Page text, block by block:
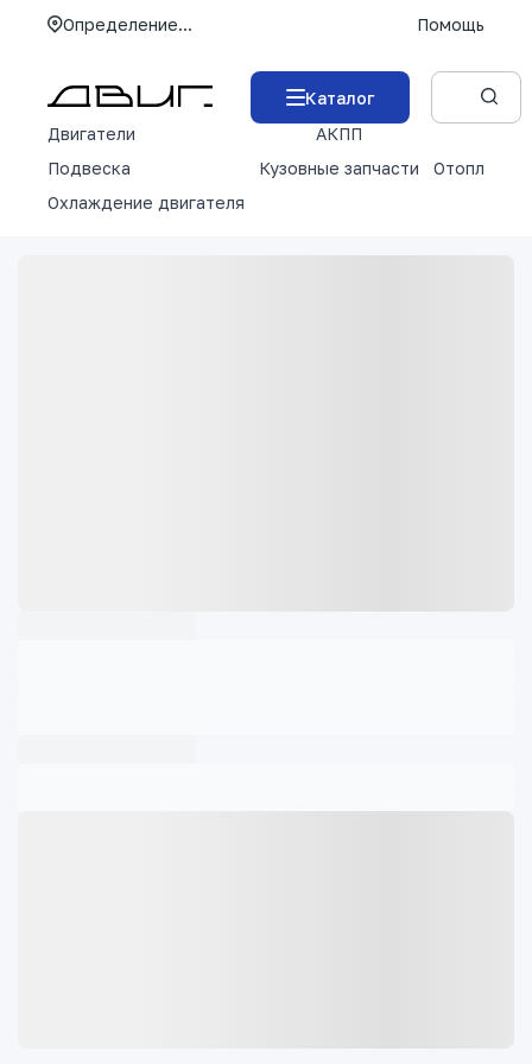
Определение... Помощь
Каталог
Двигатели
АКПП
Подвеска
Кузовные запчасти
Отопление
Охлаждение двигателя